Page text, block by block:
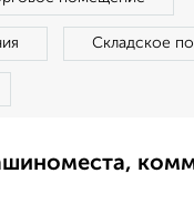
Складское